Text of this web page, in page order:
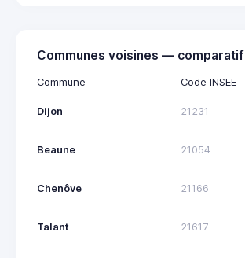
Communes voisines — comparatif
Commune Code INSEE
Dijon 21231
Beaune 21054
Chenôve 21166
Talant 21617